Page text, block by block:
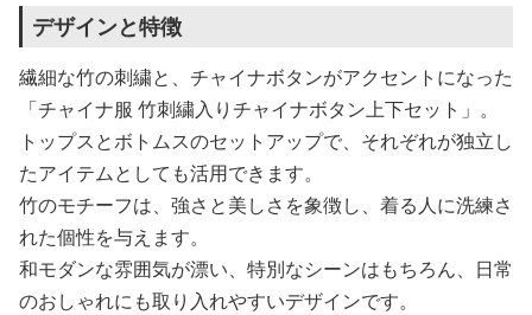
デザインと特徴
繊細な竹の刺繍と、チャイナボタンがアクセントになった
「チャイナ服 竹刺繍入りチャイナボタン上下セット」。
トップスとボトムスのセットアップで、それぞれが独立し
たアイテムとしても活用できます。
竹のモチーフは、強さと美しさを象徴し、着る人に洗練さ
れた個性を与えます。
和モダンな雰囲気が漂い、特別なシーンはもちろん、日常
のおしゃれにも取り入れやすいデザインです。